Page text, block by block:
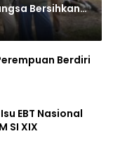
Bersihkan
Berdiri
EBT Nasional
SI XIX